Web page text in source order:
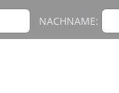
NACHNAME: